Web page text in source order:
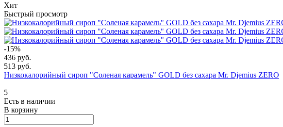
Хит
Быстрый просмотр
-15%
436 руб.
513 руб.
Низкокалорийный сироп "Соленая карамель" GOLD без сахара Mr. Djemius ZERO
5
Есть в наличии
В корзину